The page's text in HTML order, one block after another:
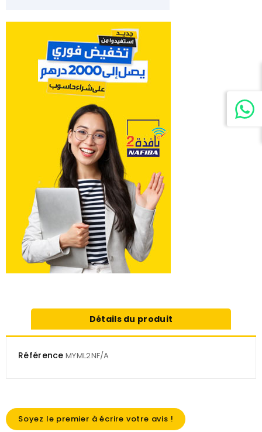
Détails du produit
Référence MYML2NF/A
Soyez le premier à écrire votre avis !